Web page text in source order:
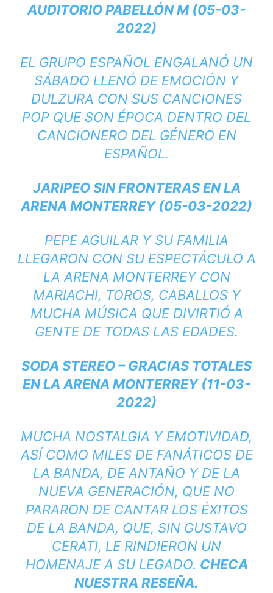
AUDITORIO PABELLÓN M (05-03-
2022)
EL GRUPO ESPAÑOL ENGALANÓ UN
SÁBADO LLENÓ DE EMOCIÓN Y
DULZURA CON SUS CANCIONES
POP QUE SON ÉPOCA DENTRO DEL
CANCIONERO DEL GÉNERO EN
ESPAÑOL.
JARIPEO SIN FRONTERAS EN LA
ARENA MONTERREY (05-03-2022)
PEPE AGUILAR Y SU FAMILIA
LLEGARON CON SU ESPECTÁCULO A
LA ARENA MONTERREY CON
MARIACHI, TOROS, CABALLOS Y
MUCHA MÚSICA QUE DIVIRTIÓ A
GENTE DE TODAS LAS EDADES.
SODA STEREO – GRACIAS TOTALES
EN LA ARENA MONTERREY (11-03-
2022)
MUCHA NOSTALGIA Y EMOTIVIDAD,
ASÍ COMO MILES DE FANÁTICOS DE
LA BANDA, DE ANTAÑO Y DE LA
NUEVA GENERACIÓN, QUE NO
PARARON DE CANTAR LOS ÉXITOS
DE LA BANDA, QUE, SIN GUSTAVO
CERATI, LE RINDIERON UN
HOMENAJE A SU LEGADO. CHECA
NUESTRA RESEÑA.